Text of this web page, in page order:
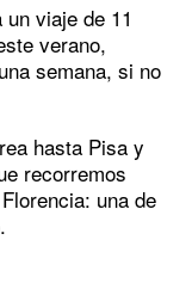
viaje de 11
verano,
semana, si no
hasta Pisa y
recorremos
una de